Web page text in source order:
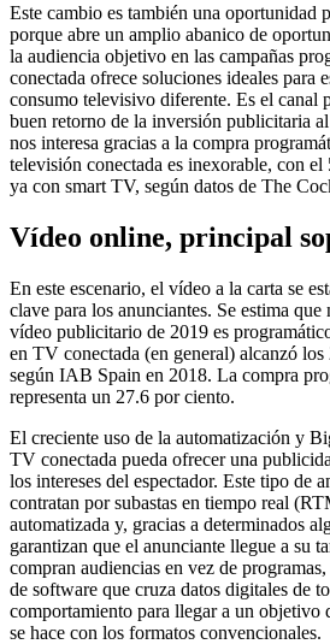
Este cambio es también una oportunidad
porque abre un amplio abanico de
la audiencia objetivo en las campañas
conectada ofrece soluciones ideales para
consumo televisivo diferente. Es el canal
buen retorno de la inversión publicitaria
nos interesa gracias a la compra
televisión conectada es inexorable, con
ya con smart TV, según datos de The
Vídeo online, principal
En este escenario, el vídeo a la carta se
clave para los anunciantes. Se estima
vídeo publicitario de 2019 es
en TV conectada (en general) alcanzó
según IAB Spain en 2018. La compra
representa un 27.6 por ciento.
El creciente uso de la automatización y
TV conectada pueda ofrecer una
los intereses del espectador. Este tipo de
contratan por subastas en tiempo real
automatizada y, gracias a determinados
garantizan que el anunciante llegue a su
compran audiencias en vez de
de software que cruza datos digitales de
comportamiento para llegar a un objetivo
se hace con los formatos convencionales.